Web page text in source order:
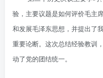
验，主要议题是如何评价毛主
和发展毛泽东思想，并提出了
重要论断。这次总结经验教训
动了党的团结统一。